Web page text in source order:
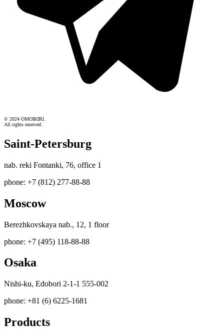
© 2024 OMOIKIRI.
All rights reserved.
Saint-Petersburg
nab. reki Fontanki, 76, office 1
phone: +7 (812) 277-88-88
Moscow
Berezhkovskaya nab., 12, 1 floor
phone: +7 (495) 118-88-88
Osaka
Nishi-ku, Edobori 2-1-1 555-002
phone: +81 (6) 6225-1681
Products